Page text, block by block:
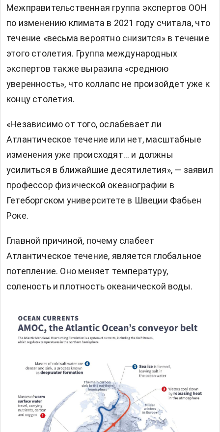
Межправительственная группа экспертов ООН
по изменению климата в 2021 году считала, что
течение «весьма вероятно снизится» в течение
этого столетия. Группа международных
экспертов также выразила «среднюю
уверенность», что коллапс не произойдет уже к
концу столетия.
«Независимо от того, ослабевает ли
Атлантическое течение или нет, масштабные
изменения уже происходят… и должны
усилиться в ближайшие десятилетия», — заявил
профессор физической океанографии в
Гетеборгском университете в Швеции Фабьен
Роке.
Главной причиной, почему слабеет
Атлантическое течение, является глобальное
потепление. Оно меняет температуру,
соленость и плотность океанической воды.